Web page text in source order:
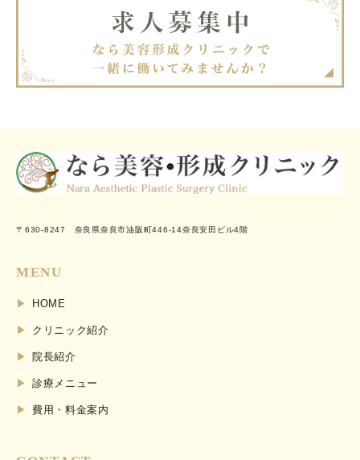
〒630-8247 奈良県奈良市油阪町446-14奈良安田ビル4階
MENU
HOME
クリニック紹介
院長紹介
診療メニュー
費用・料金案内